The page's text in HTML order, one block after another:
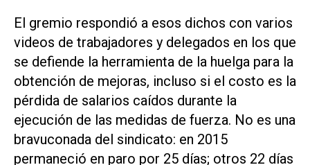
El gremio respondió a esos dichos con varios
videos de trabajadores y delegados en los que
se defiende la herramienta de la huelga para la
obtención de mejoras, incluso si el costo es la
pérdida de salarios caídos durante la
ejecución de las medidas de fuerza. No es una
bravuconada del sindicato: en 2015
permaneció en paro por 25 días; otros 22 días